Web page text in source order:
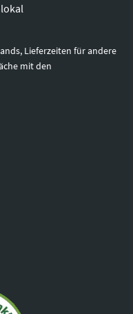
Lieferzeiten für andere
mit den